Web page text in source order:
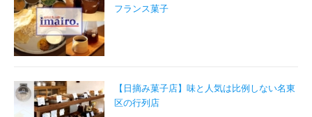
フランス菓子
【日摘み菓子店】味と人気は比例しない名東
区の行列店